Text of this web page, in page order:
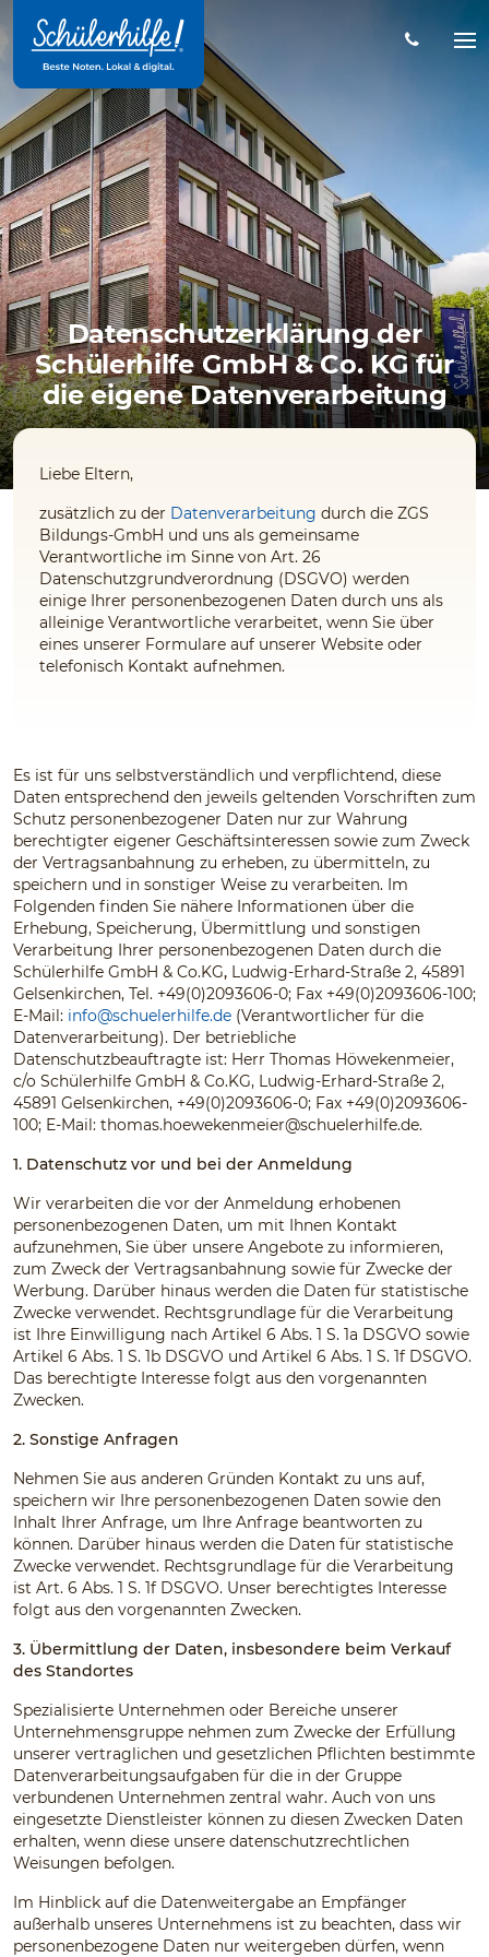
Hauptinhalt
Datenschutzerklärung der
Schülerhilfe GmbH & Co. KG für
die eigene Datenverarbeitung
Liebe Eltern,
zusätzlich zu der Datenverarbeitung durch die ZGS
Bildungs-GmbH und uns als gemeinsame
Verantwortliche im Sinne von Art. 26
Datenschutzgrundverordnung (DSGVO) werden
einige Ihrer personenbezogenen Daten durch uns als
alleinige Verantwortliche verarbeitet, wenn Sie über
eines unserer Formulare auf unserer Website oder
telefonisch Kontakt aufnehmen.
Es ist für uns selbstverständlich und verpflichtend, diese
Daten entsprechend den jeweils geltenden Vorschriften zum
Schutz personenbezogener Daten nur zur Wahrung
berechtigter eigener Geschäftsinteressen sowie zum Zweck
der Vertragsanbahnung zu erheben, zu übermitteln, zu
speichern und in sonstiger Weise zu verarbeiten. Im
Folgenden finden Sie nähere Informationen über die
Erhebung, Speicherung, Übermittlung und sonstigen
Verarbeitung Ihrer personenbezogenen Daten durch die
Schülerhilfe GmbH & Co.KG, Ludwig-Erhard-Straße 2, 45891
Gelsenkirchen, Tel. +49(0)2093606-0; Fax +49(0)2093606-100;
E-Mail: info@schuelerhilfe.de (Verantwortlicher für die
Datenverarbeitung). Der betriebliche
Datenschutzbeauftragte ist: Herr Thomas Höwekenmeier,
c/o Schülerhilfe GmbH & Co.KG, Ludwig-Erhard-Straße 2,
45891 Gelsenkirchen, +49(0)2093606-0; Fax +49(0)2093606-
100; E-Mail: thomas.hoewekenmeier@schuelerhilfe.de.
1. Datenschutz vor und bei der Anmeldung
Wir verarbeiten die vor der Anmeldung erhobenen
personenbezogenen Daten, um mit Ihnen Kontakt
aufzunehmen, Sie über unsere Angebote zu informieren,
zum Zweck der Vertragsanbahnung sowie für Zwecke der
Werbung. Darüber hinaus werden die Daten für statistische
Zwecke verwendet. Rechtsgrundlage für die Verarbeitung
ist Ihre Einwilligung nach Artikel 6 Abs. 1 S. 1a DSGVO sowie
Artikel 6 Abs. 1 S. 1b DSGVO und Artikel 6 Abs. 1 S. 1f DSGVO.
Das berechtigte Interesse folgt aus den vorgenannten
Zwecken.
2. Sonstige Anfragen
Nehmen Sie aus anderen Gründen Kontakt zu uns auf,
speichern wir Ihre personenbezogenen Daten sowie den
Inhalt Ihrer Anfrage, um Ihre Anfrage beantworten zu
können. Darüber hinaus werden die Daten für statistische
Zwecke verwendet. Rechtsgrundlage für die Verarbeitung
ist Art. 6 Abs. 1 S. 1f DSGVO. Unser berechtigtes Interesse
folgt aus den vorgenannten Zwecken.
3. Übermittlung der Daten, insbesondere beim Verkauf
des Standortes
Spezialisierte Unternehmen oder Bereiche unserer
Unternehmensgruppe nehmen zum Zwecke der Erfüllung
unserer vertraglichen und gesetzlichen Pflichten bestimmte
Datenverarbeitungsaufgaben für die in der Gruppe
verbundenen Unternehmen zentral wahr. Auch von uns
eingesetzte Dienstleister können zu diesen Zwecken Daten
erhalten, wenn diese unsere datenschutzrechtlichen
Weisungen befolgen.
Im Hinblick auf die Datenweitergabe an Empfänger
außerhalb unseres Unternehmens ist zu beachten, dass wir
personenbezogene Daten nur weitergeben dürfen, wenn